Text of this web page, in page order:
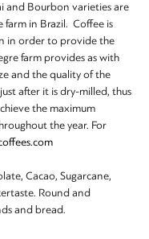
and Bourbon varieties are
farm in Brazil. Coffee is
in order to provide the
farm provides as with
and the quality of the
after it is dry-milled, thus
the maximum
the year. For
Cacao, Sugarcane,
Round and
and bread.